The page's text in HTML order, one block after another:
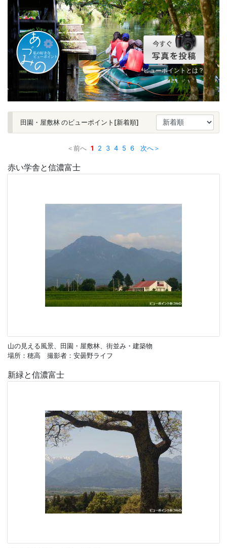
ビューポイントとは？
田園・屋敷林 のビューポイント[新着順]
＜前へ 1 2 3 4 5 6 次へ＞
赤い学舎と信濃富士
山の見える風景、田園・屋敷林、街並み・建築物
場所：穂高 撮影者：安曇野ライフ
新緑と信濃富士